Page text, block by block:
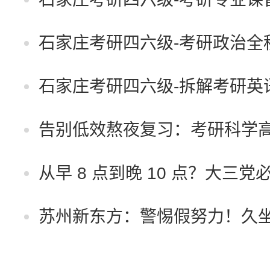
石家庄考研四六级-考研政治全
石家庄考研四六级-拆解考研
告别低效熬夜复习：考研科学
从早 8 点到晚 10 点？大三党
苏州新东方：警惕假努力！久